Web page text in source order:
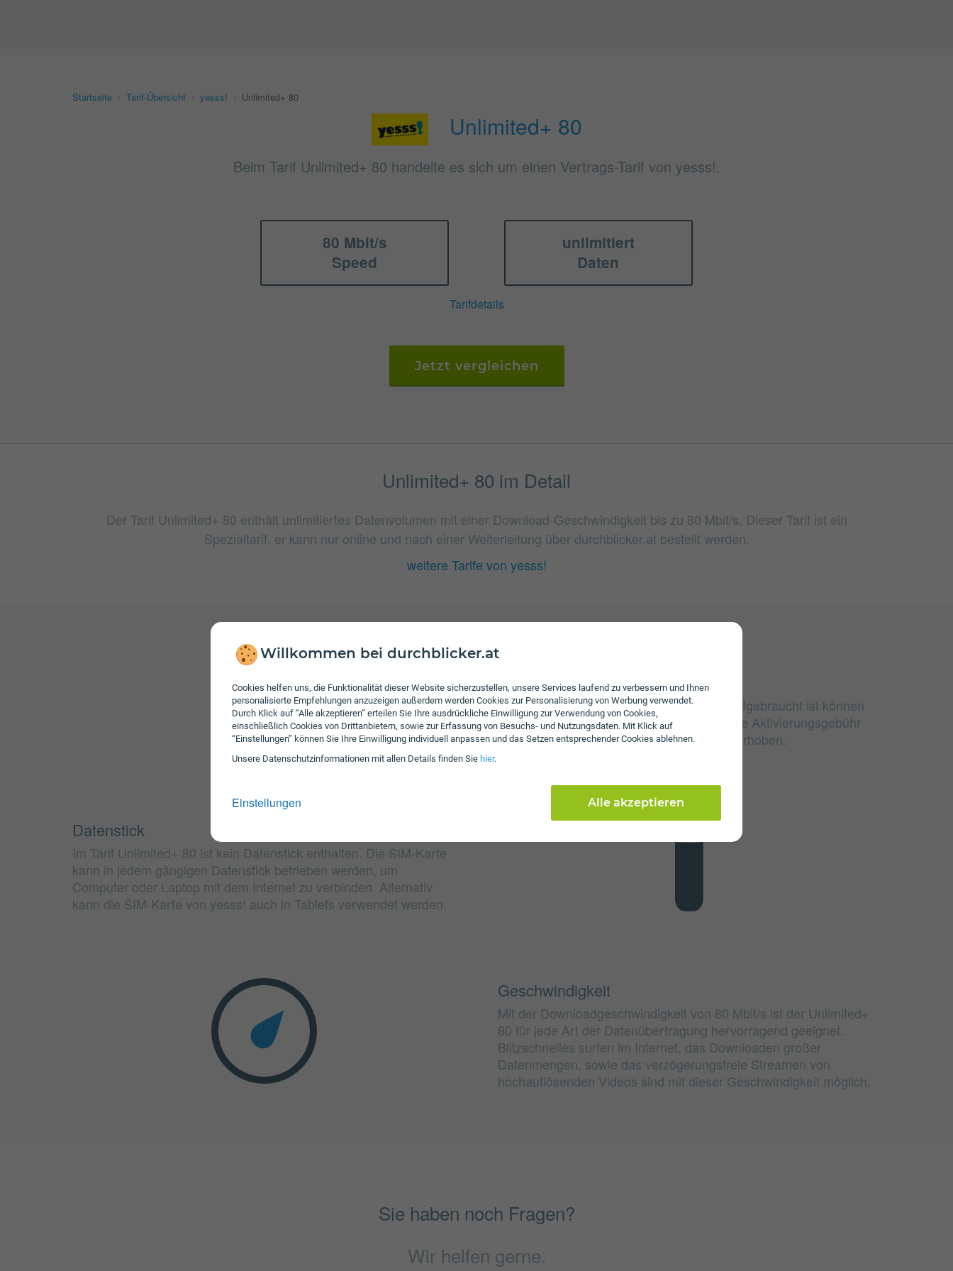
Willkommen bei durchblicker.at
Cookies helfen uns, die Funktionalität dieser Website sicherzustellen, unsere Services laufend zu verbessern und Ihnen
personalisierte Empfehlungen anzuzeigen außerdem werden Cookies zur Personalisierung von Werbung verwendet.
Durch Klick auf “Alle akzeptieren” erteilen Sie Ihre ausdrückliche Einwilligung zur Verwendung von Cookies,
einschließlich Cookies von Drittanbietern, sowie zur Erfassung von Besuchs- und Nutzungsdaten. Mit Klick auf
“Einstellungen” können Sie Ihre Einwilligung individuell anpassen und das Setzen entsprechender Cookies ablehnen.
Unsere Daten­schutz­informationen mit allen Details finden Sie hier.
Einstellungen Alle akzeptieren
Startseite Tarif-Übersicht yesss! Unlimited+ 80
Unlimited+ 80
Beim Tarif Unlimited+ 80 handelte es sich um einen Vertrags-Tarif von yesss!.
80 Mbit/s
Speed
unlimitiert
Daten
Tarifdetails
Jetzt vergleichen
Unlimited+ 80 im Detail
Der Tarif Unlimited+ 80 enthält unlimitiertes Datenvolumen mit einer Download-Geschwindigkeit bis zu 80 Mbit/s. Dieser Tarif ist ein
Spezialtarif, er kann nur online und nach einer Weiterleitung über durchblicker.at bestellt werden.
weitere Tarife von yesss!
Gebühren
Nachdem das inkludierte Datenvolumen aufgebraucht ist können
Sie mit 50 Mbit/s weitersurfen. Es wird keine Aktivierungsgebühr
erhoben. Es wird keine Servicepauschale erhoben.
Datenstick
Im Tarif Unlimited+ 80 ist kein Datenstick enthalten. Die SIM-Karte
kann in jedem gängigen Datenstick betrieben werden, um
Computer oder Laptop mit dem Internet zu verbinden. Alternativ
kann die SIM-Karte von yesss! auch in Tablets verwendet werden.
Geschwindigkeit
Mit der Downloadgeschwindigkeit von 80 Mbit/s ist der Unlimited+
80 für jede Art der Datenübertragung hervorragend geeignet.
Blitzschnelles surfen im Internet, das Downloaden großer
Datenmengen, sowie das verzögerungsfreie Streamen von
hochauflösenden Videos sind mit dieser Geschwindigkeit möglich.
Sie haben noch Fragen?
Wir helfen gerne.